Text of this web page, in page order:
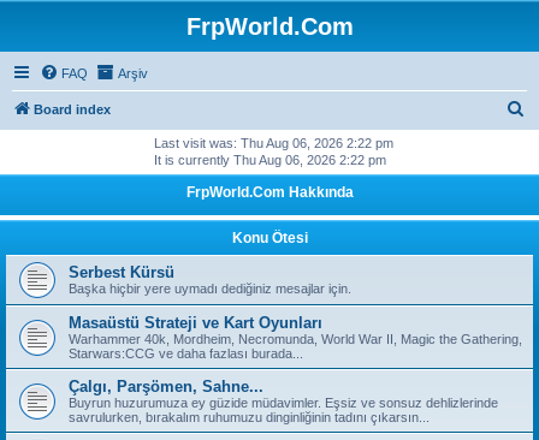
FrpWorld.Com
FAQ Arşiv
Board index
c
h
Last visit was: Thu Aug 06, 2026 2:22 pm
It is currently Thu Aug 06, 2026 2:22 pm
FrpWorld.Com Hakkında
Konu Ötesi
Serbest Kürsü
Başka hiçbir yere uymadı dediğiniz mesajlar için.
Masaüstü Strateji ve Kart Oyunları
Warhammer 40k, Mordheim, Necromunda, World War II, Magic the Gathering,
Starwars:CCG ve daha fazlası burada...
Çalgı, Parşömen, Sahne...
Buyrun huzurumuza ey güzide müdavimler. Eşsiz ve sonsuz dehlizlerinde
savrulurken, bırakalım ruhumuzu dinginliğinin tadını çıkarsın...